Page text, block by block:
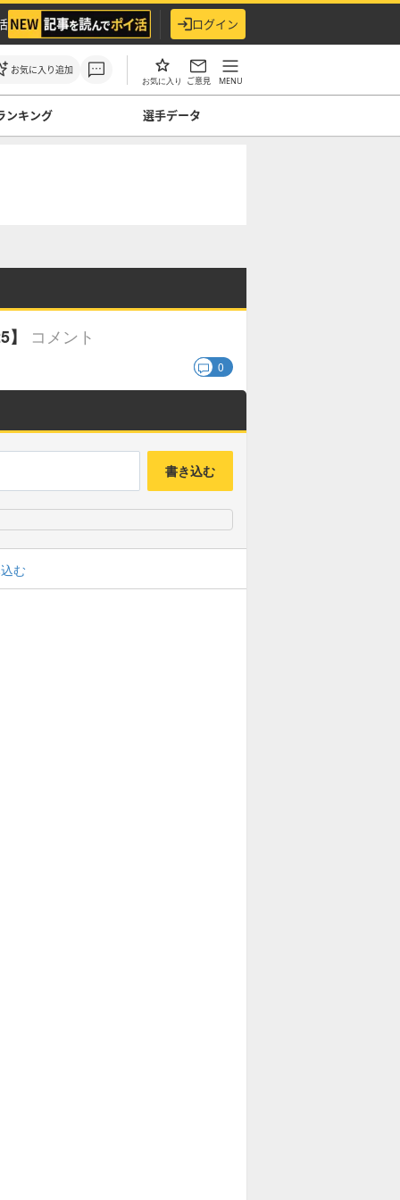
ログイン
お気に入り追加
お気に入り ご意見 MENU
ンキング 選手データ
コメント
0
書き込む
む